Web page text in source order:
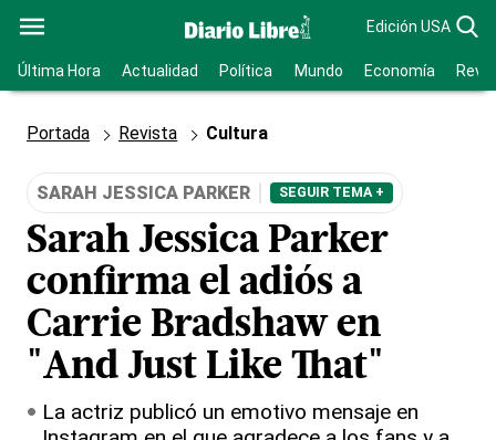
Edición USA
Última Hora Actualidad Política Mundo Economía
Portada Revista Cultura
SARAH JESSICA PARKER SEGUIR TEMA +
Sarah Jessica Parker
confirma el adiós a
Carrie Bradshaw en
"And Just Like That"
La actriz publicó un emotivo mensaje en